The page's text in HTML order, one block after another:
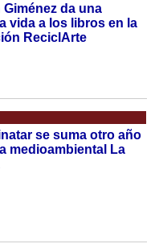
Giménez da una
vida a los libros en la
ReciclArte
se suma otro año
medioambiental La